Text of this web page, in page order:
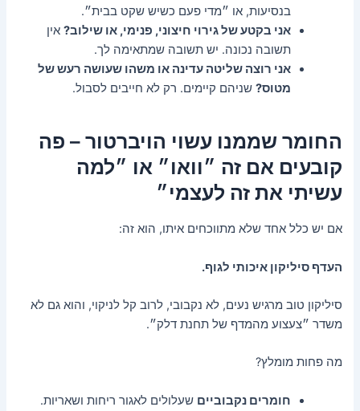
בנסיעות, או ״מדי פעם כשיש שקט בבית״.
אני בקטע של גירוי חיצוני, פנימי, או שילוב? אין
תשובה נכונה. יש תשובה שמתאימה לך.
אני רוצה שליטה עדינה או משהו שעושה רעש של
מטוס? שניהם קיימים. רק לא חייבים לסבול.
החומר שממנו עשוי הויברטור – פה
קובעים אם זה ״וואו״ או ״למה
עשיתי את זה לעצמי״
אם יש כלל אחד שלא מתווכחים איתו, הוא זה:
העדף סיליקון איכותי לגוף.
סיליקון טוב מרגיש נעים, לא נקבובי, לרוב קל לניקוי, והוא גם לא
משדר ״צעצוע מהמדף של תחנת דלק״.
מה פחות מומלץ?
חומרים נקבוביים שעלולים לאגור ריחות ושאריות.